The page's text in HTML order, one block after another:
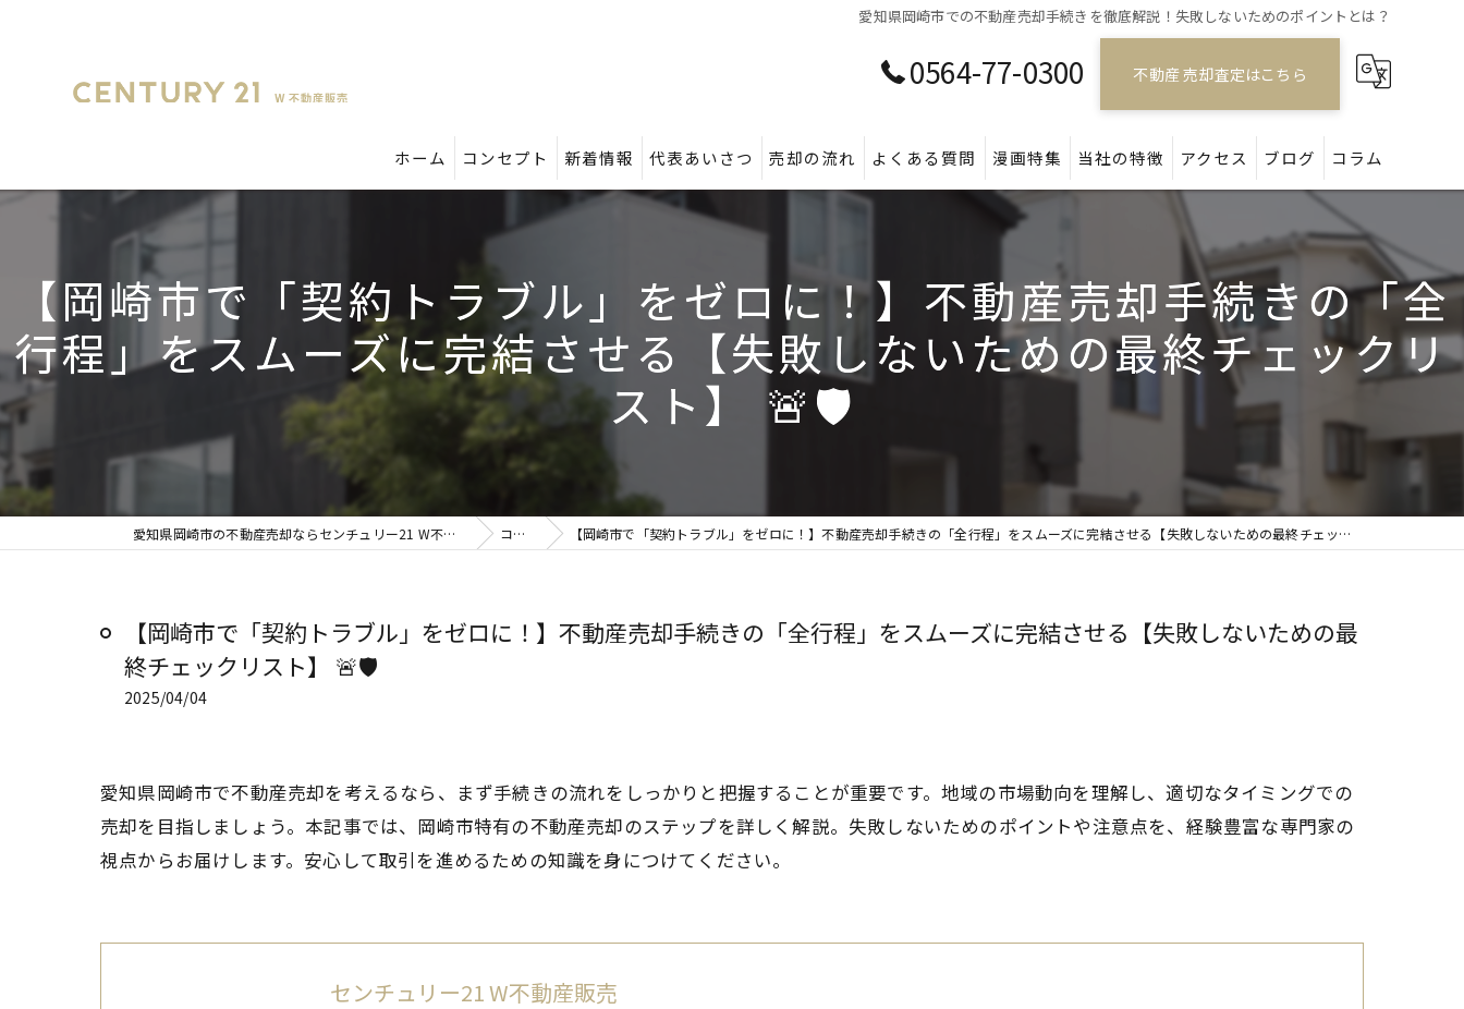
愛知県岡崎市での不動産売却手続きを徹底解説！失敗しないためのポイントとは？
0564-77-0300 不動産 売却査定はこちら
ホーム コンセプト 新着情報 代表あいさつ 売却の流れ よくある質問 漫画特集 当社の特徴
マンション
アパート
アクセス ブログ コラム
【岡崎市で「契約トラブル」をゼロに！】不動産売却手続きの「全
行程」をスムーズに完結させる【失敗しないための最終チェックリ
スト】 🚨🛡️
愛知県岡崎市の不動産売却ならセンチュリー21 W不動産販売 コラム 【岡崎市で「契約トラブル」をゼロに！】不動産売却手続きの「全行程」をスムーズに完結させる【失敗しないための最終チェックリスト】 🚨🛡️
【岡崎市で「契約トラブル」をゼロに！】不動産売却手続きの「全行程」をスムーズに完結させる【失敗しないための最
終チェックリスト】 🚨🛡️
2025/04/04
愛知県岡崎市で不動産売却を考えるなら、まず手続きの流れをしっかりと把握することが重要です。地域の市場動向を理解し、適切なタイミングでの
売却を目指しましょう。本記事では、岡崎市特有の不動産売却のステップを詳しく解説。失敗しないためのポイントや注意点を、経験豊富な専門家の
視点からお届けします。安心して取引を進めるための知識を身につけてください。
センチュリー21 W不動産販売